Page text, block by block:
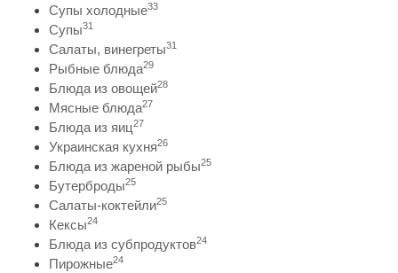
Супы холодные33
Супы31
Салаты, винегреты31
Рыбные блюда29
Блюда из овощей28
Мясные блюда27
Блюда из яиц27
Украинская кухня26
Блюда из жареной рыбы25
Бутерброды25
Салаты-коктейли25
Кексы24
Блюда из субпродуктов24
Пирожные24